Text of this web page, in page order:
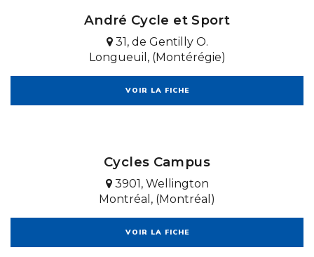
André Cycle et Sport
31, de Gentilly O.
Longueuil, (Montérégie)
VOIR LA FICHE
Cycles Campus
3901, Wellington
Montréal, (Montréal)
VOIR LA FICHE